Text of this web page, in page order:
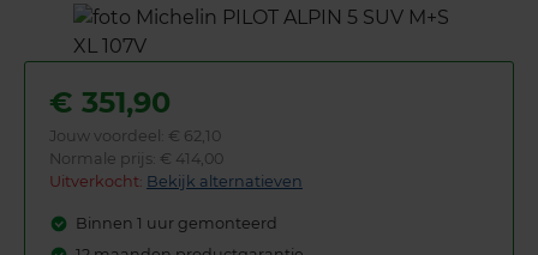
€ 351,90
Jouw voordeel: € 62,10
Normale prijs: € 414,00
Uitverkocht: Bekijk alternatieven
Binnen 1 uur gemonteerd